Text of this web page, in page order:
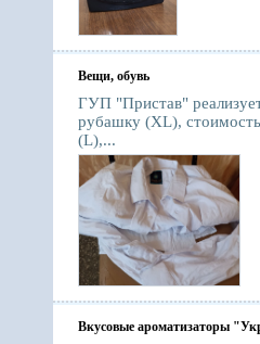
Вещи, обувь
ГУП "Пристав"
рубашку (XL),
(L),...
Вкусовые ароматизаторы